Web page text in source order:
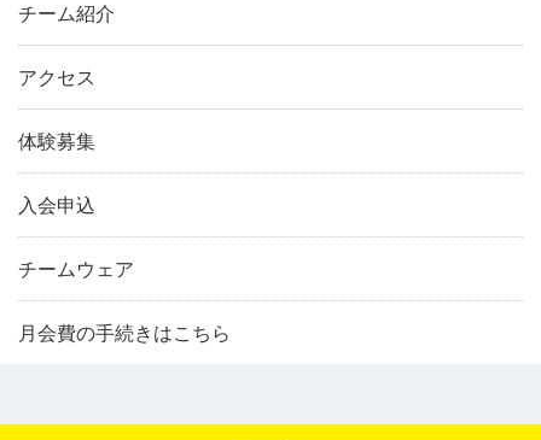
チーム紹介
アクセス
体験募集
入会申込
チームウェア
月会費の手続きはこちら